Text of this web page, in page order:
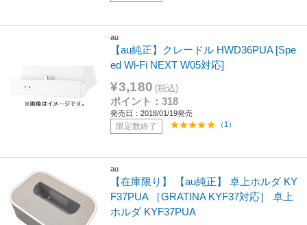
au
【au純正】クレードル HWD36PUA [Spe
ed Wi-Fi NEXT W05対応]
¥3,180 (税込)
ポイント：318
発売日：2018/01/19発売
限定数終了 （1）
au
【在庫限り】 【au純正】 卓上ホルダ KY
F37PUA ［GRATINA KYF37対応］ 卓上
ホルダ KYF37PUA